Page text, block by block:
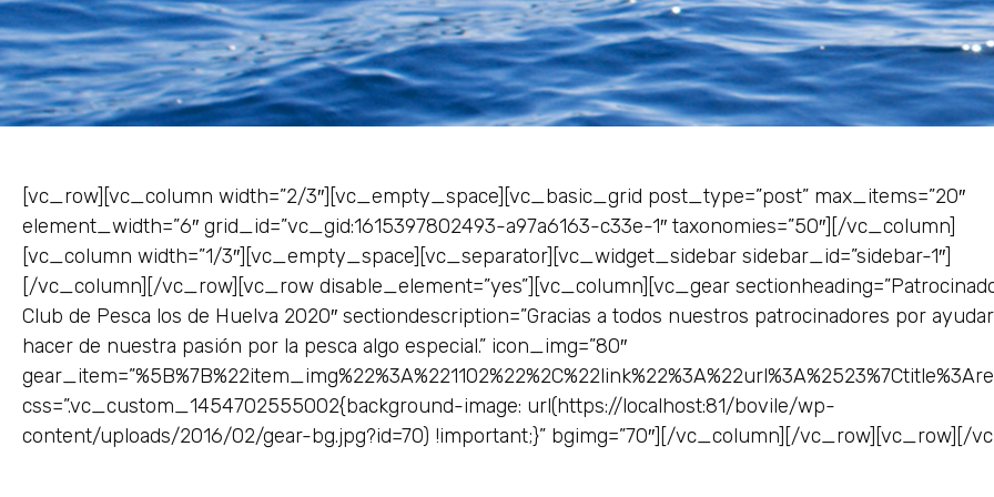
[vc_row][vc_column width=”2/3″][vc_empty_space][vc_basic_grid post_type=”post” max_items=”20″
element_width=”6″ grid_id=”vc_gid:1615397802493-a97a6163-c33e-1″ taxonomies=”50″][/vc_column]
[vc_column width=”1/3″][vc_empty_space][vc_separator][vc_widget_sidebar sidebar_id=”sidebar-1″]
[/vc_column][/vc_row][vc_row disable_element=”yes”][vc_column][vc_gear
Club de Pesca los de Huelva 2020″ sectiondescription=”Gracias a todos nuestros patrocinadores por
hacer de nuestra pasión por la pesca algo especial.” icon_img=”80″
css=”.vc_custom_1454702555002{background-image: url(https://localhost:81/bovile/wp-
content/uploads/2016/02/gear-bg.jpg?id=70) !important;}” bgimg=”70″][/vc_column][/vc_row][vc_row][/